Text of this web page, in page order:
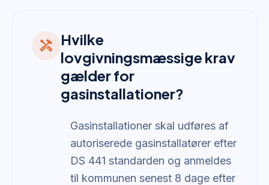
handyman Hvilke
lovgivningsmæssige krav
gælder for
gasinstallationer?
Gasinstallationer skal udføres af
autoriserede gasinstallatører efter
DS 441 standarden og anmeldes
til kommunen senest 8 dage efter